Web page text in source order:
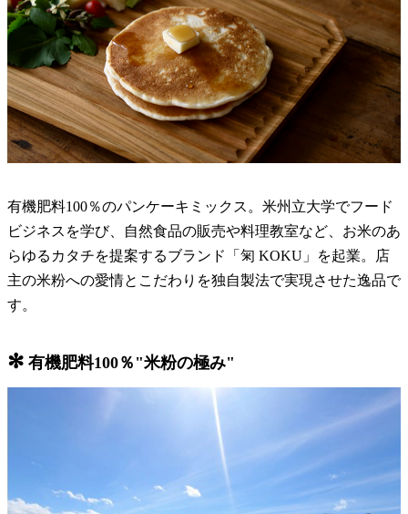
有機肥料100％のパンケーキミックス。米州立大学でフード
ビジネスを学び、自然食品の販売や料理教室など、お米のあ
らゆるカタチを提案するブランド「匊 KOKU」を起業。店
主の米粉への愛情とこだわりを独自製法で実現させた逸品で
す。
✻ 有機肥料100％"米粉の極み"